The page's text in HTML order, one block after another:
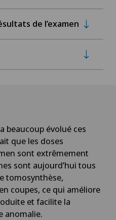
de l’examen
beaucoup évolué ces
que les doses
sont extrêmement
sont aujourd’hui tous
tomosynthèse,
coupes, ce qui améliore
et facilite la
anomalie.